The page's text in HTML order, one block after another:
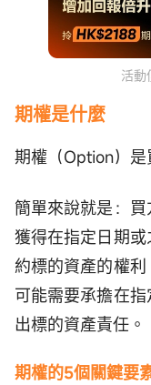
活動
期權是什麼
期權（Option）是
簡單來說就是：
獲得在指定日期
約標的資產的權
可能需要承擔在
出標的資產責任。
期權的5個關鍵要